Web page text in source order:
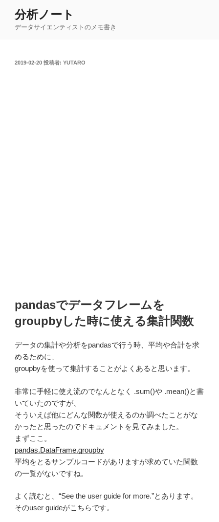
分析ノート
データサイエンティストのメモ書き
投
2019-02-20 投稿者: YUTARO
pandasでデータフレームを
groupbyした時に使える集計関数
データの集計や分析をpandasで行う時、平均や合計を求
めるために、
groupbyを使って集計することがよくあると思います。
非常に手軽に使え流のでなんとなく .sum()や .mean()と書
いていたのですが、
そういえば他にどんな関数が使えるのか調べたことがな
かったと思ったのでドキュメントを見てみました。
まずここ。
pandas.DataFrame.groupby
平均をとるサンプルコードがありますが求めていた関数
の一覧がないですね。
よく読むと、 See the user guide for more. とあります。
そのuser guideがこちらです。